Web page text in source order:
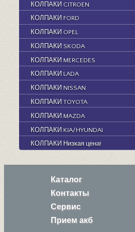
КОЛПАКИ CITROEN
КОЛПАКИ FORD
КОЛПАКИ OPEL
КОЛПАКИ SKODA
КОЛПАКИ MERCEDES
КОЛПАКИ LADA
КОЛПАКИ NISSAN
КОЛПАКИ TOYOTA
КОЛПАКИ MAZDA
КОЛПАКИ KIA/HYUNDAI
КОЛПАКИ Низкая цена!
Каталог
Контакты
Сервис
Прием акб